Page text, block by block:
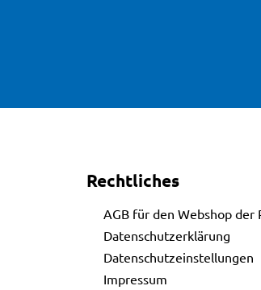
Rechtliches
AGB für den Webshop der
Datenschutzerklärung
Datenschutzeinstellungen
Impressum